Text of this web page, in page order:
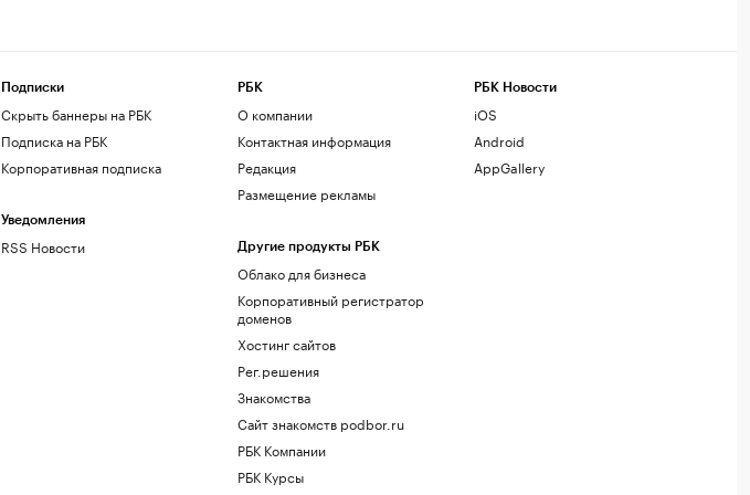
Подписки
Скрыть баннеры на РБК
Подписка на РБК
Корпоративная подписка
Уведомления
RSS Новости
РБК
О компании
Контактная информация
Редакция
Размещение рекламы
Другие продукты РБК
Облако для бизнеса
Корпоративный регистратор
доменов
Хостинг сайтов
Рег.решения
Знакомства
Сайт знакомств podbor.ru
РБК Компании
РБК Курсы
РБК Новости
iOS
Android
AppGallery